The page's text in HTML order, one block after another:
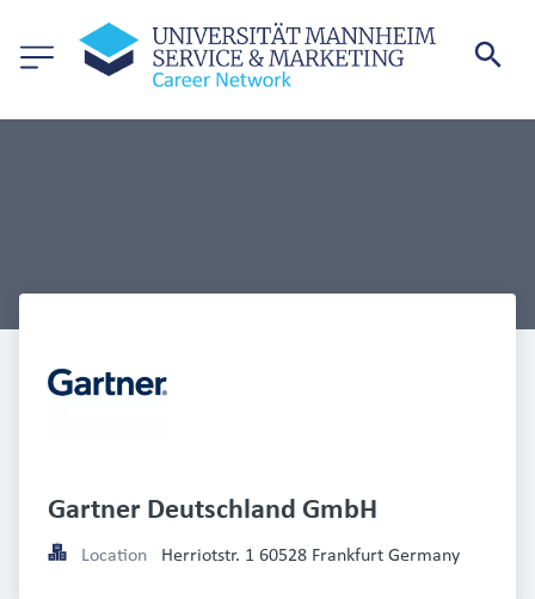
Gartner Deutschland GmbH
Location Herriotstr. 1 60528 Frankfurt Germany